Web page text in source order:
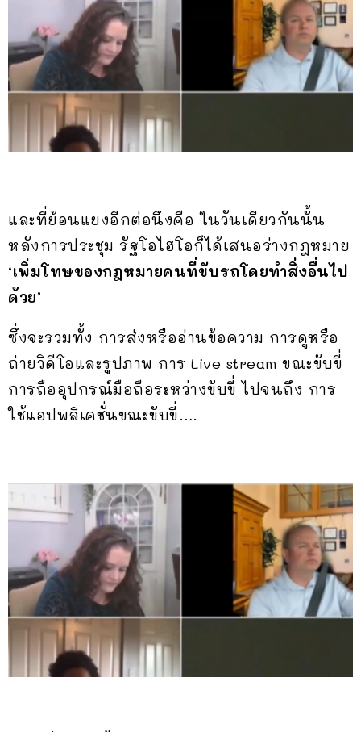
และที่ย้อนแยงอีกต่อนึงคือ ในวันเดียวกันนั้น
หลังการประชุม รัฐโอไฮโอก็ได้เสนอร่างกฎหมาย
‘เพิ่มโทษของกฎหมายคนที่ขับรถโดยทำสิ่งอื่นไป
ด้วย’
ซึ่งจะรวมทั้ง การส่งหรืออ่านข้อความ การดูหรือ
ถ่ายวิดีโอและรูปภาพ การ Live stream ขณะขับขี่
การถืออุปกรณ์มือถือระหว่างขับขี่ ไปจนถึง การ
ใช้แอปพลิเคชั่นขณะขับขี่….